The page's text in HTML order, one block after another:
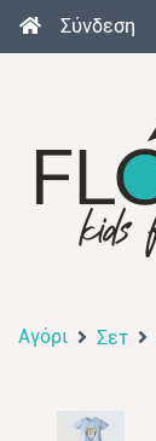
Σύνδεση
Αγόρι Σετ